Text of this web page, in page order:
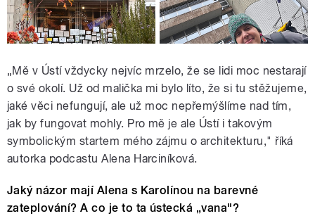
„Mě v Ústí vždycky nejvíc mrzelo, že se lidi moc nestarají
o své okolí. Už od malička mi bylo líto, že si tu stěžujeme,
jaké věci nefungují, ale už moc nepřemýšlíme nad tím,
jak by fungovat mohly. Pro mě je ale Ústí i takovým
symbolickým startem mého zájmu o architekturu," říká
autorka podcastu Alena Harciníková.
Jaký názor mají Alena s Karolínou na barevné
zateplování? A co je to ta ústecká „vana"?